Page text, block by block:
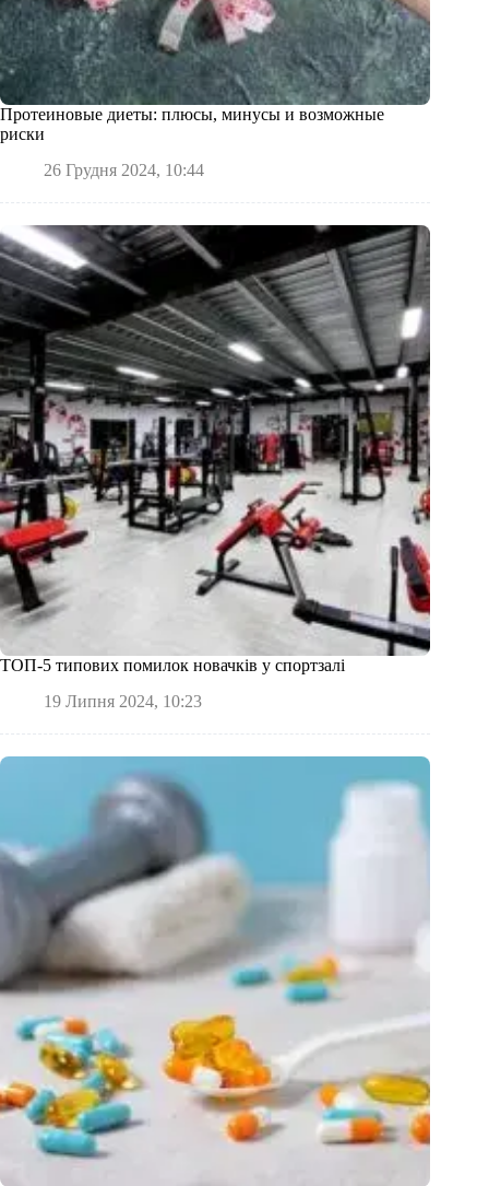
Протеиновые диеты: плюсы, минусы и возможные
риски
26 Грудня 2024, 10:44
ТОП-5 типових помилок новачків у спортзалі
19 Липня 2024, 10:23